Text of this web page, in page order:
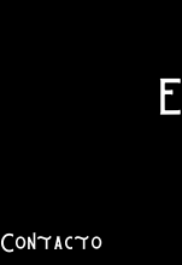
Contacto